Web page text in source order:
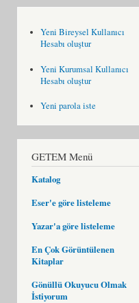
Yeni Bireysel Kullanıcı
Hesabı oluştur
Yeni Kurumsal Kullanıcı
Hesabı oluştur
Yeni parola iste
GETEM Menü
Katalog
Eser'e göre listeleme
Yazar'a göre listeleme
En Çok Görüntülenen
Kitaplar
Gönüllü Okuyucu Olmak
İstiyorum